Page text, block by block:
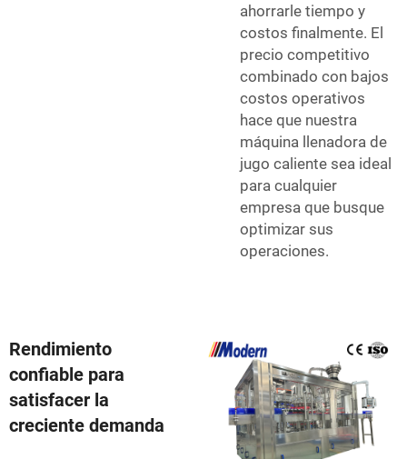
ahorrarle tiempo y
costos finalmente. El
precio competitivo
combinado con bajos
costos operativos
hace que nuestra
máquina llenadora de
jugo caliente sea ideal
para cualquier
empresa que busque
optimizar sus
operaciones.
Rendimiento
confiable para
satisfacer la
creciente demanda